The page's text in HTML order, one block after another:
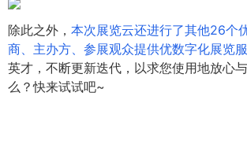
除此之外， 本次展览云还进行了其他26个
商、主办方、参展观众提供优数字化展览
英才，不断更新迭代，以求您使用地放心
么？快来试试吧~